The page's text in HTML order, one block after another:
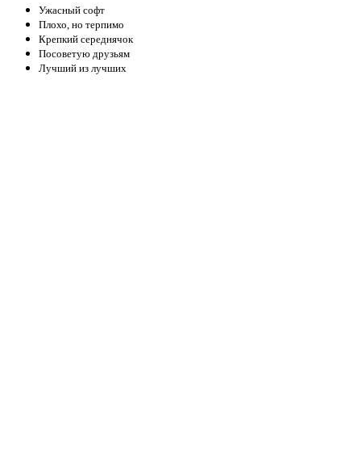
Ужасный софт
Плохо, но терпимо
Крепкий середнячок
Посоветую друзьям
Лучший из лучших